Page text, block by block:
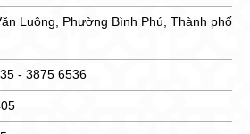
Luông, Phường Bình Phú, Thành phố
- 3875 6536